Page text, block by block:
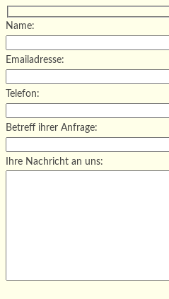
Name:
Emailadresse:
Telefon:
Betreff ihrer Anfrage:
Ihre Nachricht an uns: